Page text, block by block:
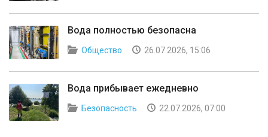
Вода полностью безопасна
Общество 26.07.2026, 15:06
Вода прибывает ежедневно
Безопасность 22.07.2026, 07:00